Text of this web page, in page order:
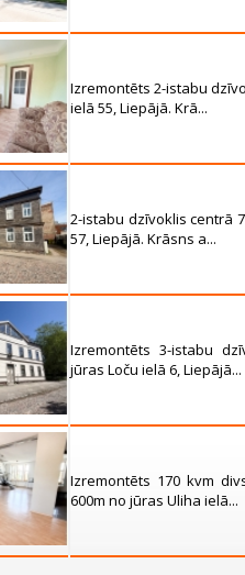
Izremontēts 2-istabu
ielā 55, Liepājā. Krā...
2-istabu dzīvoklis centrā
57, Liepājā. Krāsns a...
Izremontēts 3-istabu
jūras Loču ielā 6, Liepājā...
Izremontēts 170 kvm
600m no jūras Uliha ielā...